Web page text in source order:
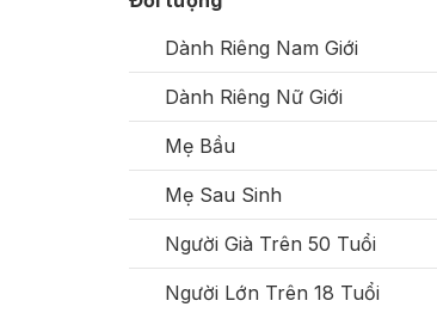
Dành Riêng Nam Giới
Dành Riêng Nữ Giới
Mẹ Bầu
Mẹ Sau Sinh
Người Già Trên 50 Tuổi
Người Lớn Trên 18 Tuổi